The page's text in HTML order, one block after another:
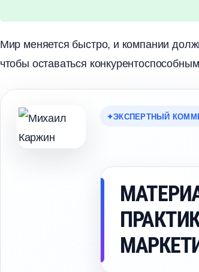
Мир меняется быстро, и компании
чтобы оставаться
ЭКСПЕРТНЫЙ